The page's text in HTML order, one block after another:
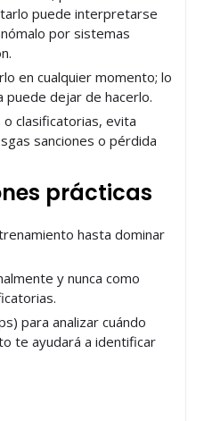
puede interpretarse
por sistemas
en cualquier momento; lo
puede dejar de hacerlo.
clasificatorias, evita
sanciones o pérdida
prácticas
hasta dominar
y nunca como
para analizar cuándo
te ayudará a identificar